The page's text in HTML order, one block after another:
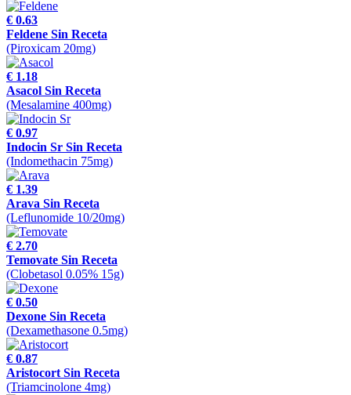
€ 0.63
Feldene Sin Receta
(Piroxicam 20mg)
€ 1.18
Asacol Sin Receta
(Mesalamine 400mg)
€ 0.97
Indocin Sr Sin Receta
(Indomethacin 75mg)
€ 1.39
Arava Sin Receta
(Leflunomide 10/20mg)
€ 2.70
Temovate Sin Receta
(Clobetasol 0.05% 15g)
€ 0.50
Dexone Sin Receta
(Dexamethasone 0.5mg)
€ 0.87
Aristocort Sin Receta
(Triamcinolone 4mg)